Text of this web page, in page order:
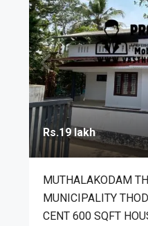
Rs.19 lakh
MUTHALAKODAM
MUNICIPALITY
CENT 600 SQFT